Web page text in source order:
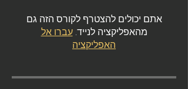
אתם יכולים להצטרף לקורס הזה גם
מהאפליקציה לנייד.עברו אל
האפליקציה